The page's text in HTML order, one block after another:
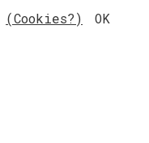
(Cookies?)
OK